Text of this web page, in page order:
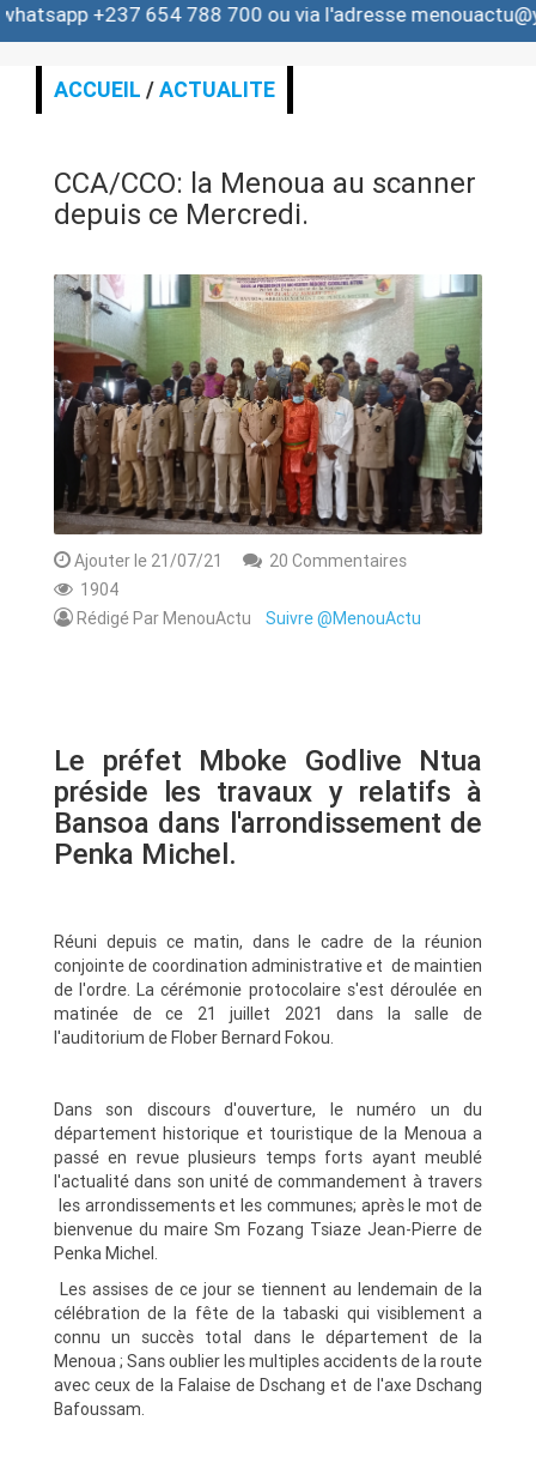
ACCUEIL
ACTUALITE
ALERTE
ART & CULTURE & TRADITION
ASSAINISSEMENT
BREAKING-NEWS
CAMEROUN
PLUS
654 788 700 ou via l'adresse menouactu@yahoo.com
ACCUEIL /ACTUALITE
CCA/CCO: la Menoua au scanner
depuis ce Mercredi.
Ajouter le 21/07/21
20 Commentaires
1904
Rédigé Par MenouActu Suivre @MenouActu
Le préfet Mboke Godlive Ntua
préside les travaux y relatifs à
Bansoa dans l'arrondissement de
Penka Michel.
Réuni depuis ce matin, dans le cadre de la réunion
conjointe de coordination administrative et de maintien
de l'ordre. La cérémonie protocolaire s'est déroulée en
matinée de ce 21 juillet 2021 dans la salle de
l'auditorium de Flober Bernard Fokou.
Dans son discours d'ouverture, le numéro un du
département historique et touristique de la Menoua a
passé en revue plusieurs temps forts ayant meublé
l'actualité dans son unité de commandement à travers
les arrondissements et les communes; après le mot de
bienvenue du maire Sm Fozang Tsiaze Jean-Pierre de
Penka Michel.
Les assises de ce jour se tiennent au lendemain de la
célébration de la fête de la tabaski qui visiblement a
connu un succès total dans le département de la
Menoua ; Sans oublier les multiples accidents de la route
avec ceux de la Falaise de Dschang et de l'axe Dschang
Bafoussam.